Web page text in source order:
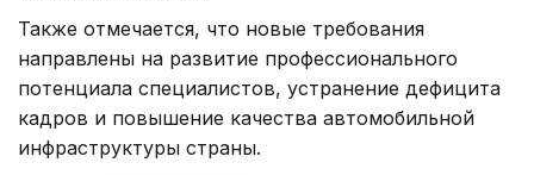
Также отмечается, что новые требования
направлены на развитие профессионального
потенциала специалистов, устранение дефицита
кадров и повышение качества автомобильной
инфраструктуры страны.